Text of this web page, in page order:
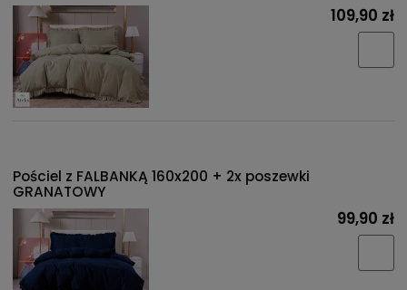
109,90 zł
Pościel z FALBANKĄ 160x200 + 2x poszewki
GRANATOWY
99,90 zł